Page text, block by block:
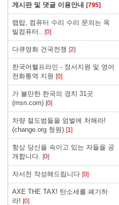
게시판 및 댓글 이용안내 [795]
랩탑, 컴퓨터 수리 수리 문의는 옥
빌컴퓨터.. [0]
다큐영화 건국전쟁 [2]
한국어헬프라인 - 정서지원 및 영어
전화통역 지원 [0]
가 볼만한 한국의 경치 31곳
(msn.com) [0]
차량 절도범들을 엄벌에 처해라!
(change.org 청원) [1]
항상 당신을 속이고 있는 자들을 공
개합니다. [0]
자서전 작성해드립니다 [0]
AXE THE TAX! 탄소세를 폐기하
라! [0]